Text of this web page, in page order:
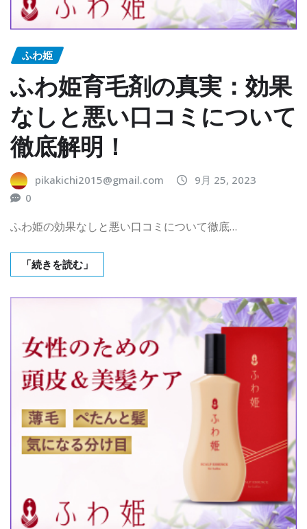
ふわ姫
ふわ姫育毛剤の真実：効果
なしと悪い口コミについて
徹底解明！
pikakichi2015@gmail.com
9月 25, 2023
0
ふわ姫の効果なしと悪い口コミについて徹底…
「続きを読む」